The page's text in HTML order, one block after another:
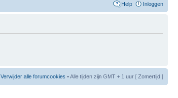
Help Inloggen
Verwijder alle forumcookies • Alle tijden zijn GMT + 1 uur [ Zomertijd ]